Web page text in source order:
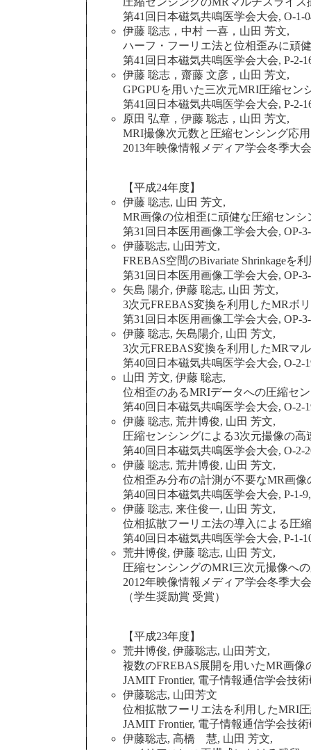
第41回日本磁気共鳴医学会大会, O-1-
伊藤 聡志，中村 一喜，山田 芳文,
ハーフ・フーリエ法と位相歪みに頑
第41回日本磁気共鳴医学会大会, P-2-
伊藤 聡志，齋藤 文彦，山田 芳文,
GPGPUを用いた三次元MRI圧縮セン
第41回日本磁気共鳴医学会大会, P-2-
原田 弘章，伊藤 聡志，山田 芳文,
MRI撮像次元数と圧縮センシング応
2013年映像情報メディア学会冬季大
【平成24年度】
伊藤 聡志, 山田 芳文,
MR画像の位相歪に頑健な圧縮センシ
第31回日本医用画像工学会大会, OP-3-
伊藤聡志, 山田芳文,
FREBAS空間のBivariate Shrinkageを
第31回日本医用画像工学会大会, OP-3-
矢島 陽介, 伊藤 聡志, 山田 芳文,
3次元FREBAS変換を利用したMRボ
第31回日本医用画像工学会大会, OP-3-
伊藤 聡志, 矢島陽介, 山田 芳文,
3次元FREBAS変換を利用したMRマ
第40回日本磁気共鳴医学会大会, O-2-
山田 芳文, 伊藤 聡志,
位相歪のあるMRIデータへの圧縮セ
第40回日本磁気共鳴医学会大会, O-2-
伊藤 聡志, 荒井博俊, 山田 芳文,
圧縮センシングによる3次元撮像の
第40回日本磁気共鳴医学会大会, O-2-
伊藤 聡志, 荒井博俊, 山田 芳文,
位相歪み分布の計測が不要なMR画像
第40回日本磁気共鳴医学会大会, P-1-9,
伊藤 聡志, 来住俊一, 山田 芳文,
位相拡散フーリエ法の導入による圧
第40回日本磁気共鳴医学会大会, P-1-
荒井博俊, 伊藤 聡志, 山田 芳文,
圧縮センシングのMRI三次元撮像へ
2012年映像情報メディア学会冬季大
（学生奨励賞 受賞）
【平成23年度】
荒井博俊, 伊藤聡志, 山田芳文,
複数のFREBAS展開を用いたMR画像
JAMIT Frontier, 電子情報通信学会技術
伊藤聡志, 山田芳文
位相拡散フーリエ法を利用したMRI
JAMIT Frontier, 電子情報通信学会技術
伊藤聡志, 高橋 慧, 山田 芳文,